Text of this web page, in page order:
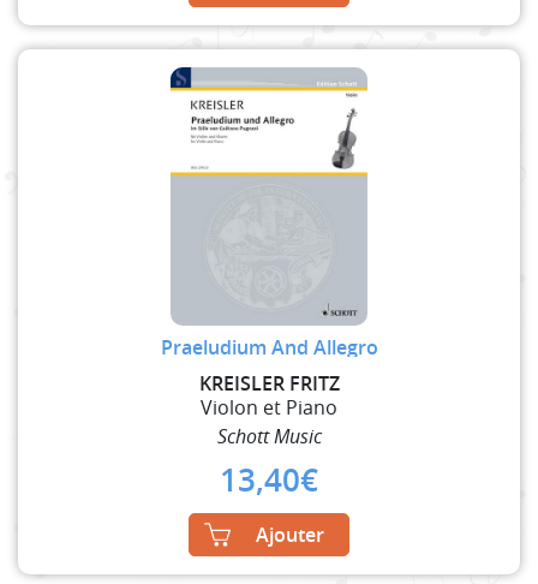
Praeludium And Allegro
KREISLER FRITZ
Violon et Piano
Schott Music
13,40€
Ajouter